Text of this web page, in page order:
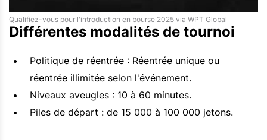
Qualifiez-vous pour l'introduction en bourse 2025 via WPT Global
Différentes modalités de tournoi
Politique de réentrée : Réentrée unique ou
réentrée illimitée selon l'événement.
Niveaux aveugles : 10 à 60 minutes.
Piles de départ : de 15 000 à 100 000 jetons.